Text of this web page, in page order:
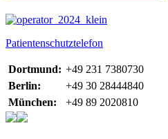
Patientenschutztelefon
Dortmund: +49 231 7380730
Berlin:
+49 30 28444840
München:
+49 89 2020810